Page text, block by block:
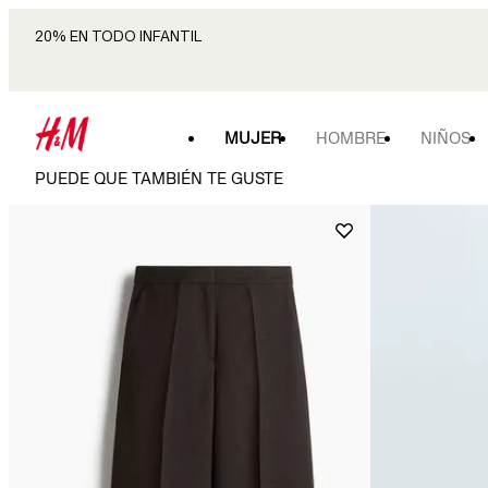
20% EN TODO INFANTIL
MUJER HOMBRE NIÑOS
PUEDE QUE TAMBIÉN TE GUSTE